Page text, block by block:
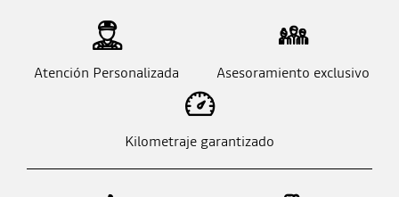
Atención Personalizada Asesoramiento exclusivo
Kilometraje garantizado